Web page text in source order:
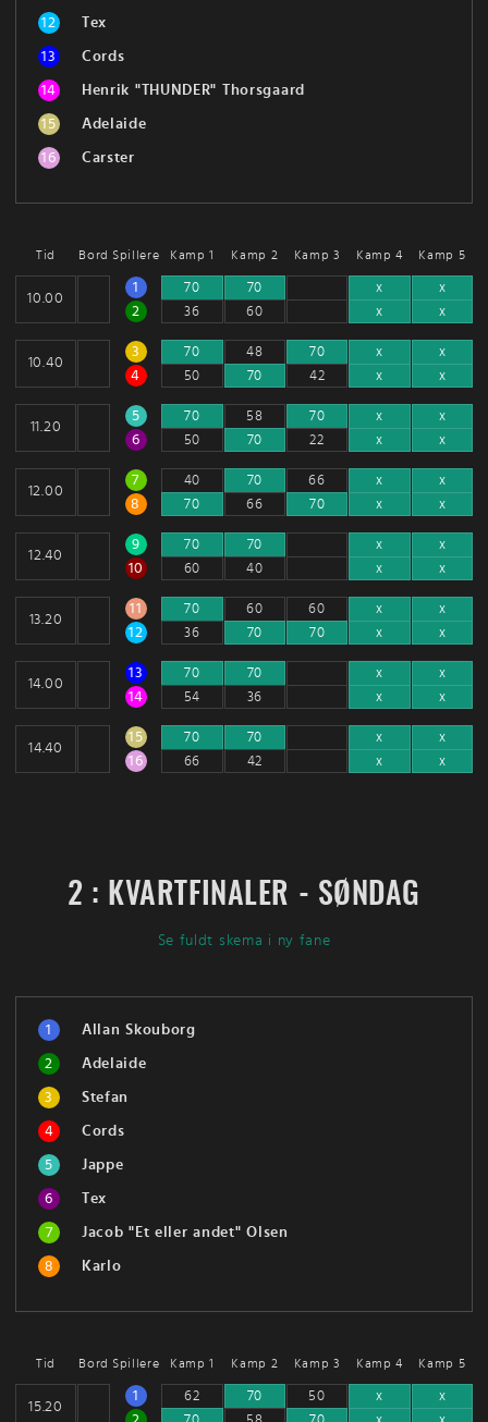
12
Tex
13
Cords
14
Henrik "THUNDER" Thorsgaard
15
Adelaide
16
Carster
Tid Bord Spillere Kamp 1 Kamp 2 Kamp 3 Kamp 4 Kamp 5
10.00
1
2
70
36
70
60
x
x
x
x
10.40
3
4
70
50
48
70
70
42
x
x
x
x
11.20
5
6
70
50
58
70
70
22
x
x
x
x
12.00
7
8
40
70
70
66
66
70
x
x
x
x
12.40
9
10
70
60
70
40
x
x
x
x
13.20
11
12
70
36
60
70
60
70
x
x
x
x
14.00
13
14
70
54
70
36
x
x
x
x
14.40
15
16
70
66
70
42
x
x
x
x
2 : KVARTFINALER - SØNDAG
Se fuldt skema i ny fane
1
Allan Skouborg
2
Adelaide
3
Stefan
4
Cords
5
Jappe
6
Tex
7
Jacob "Et eller andet" Olsen
8
Karlo
Tid Bord Spillere Kamp 1 Kamp 2 Kamp 3 Kamp 4 Kamp 5
15.20
1
62
70
50
x
x